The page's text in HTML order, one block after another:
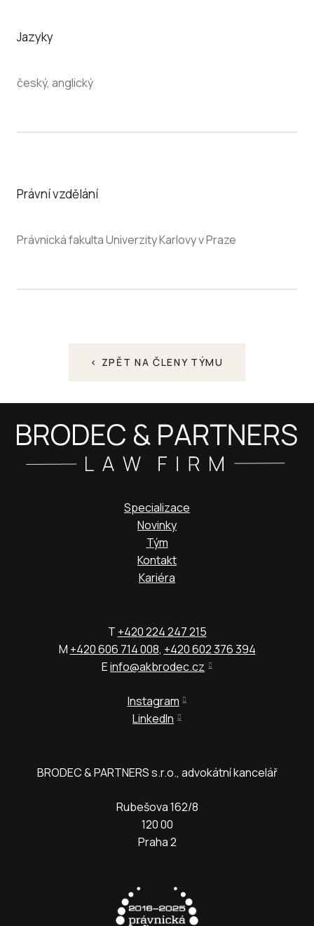
Jazyky
český, anglický
Právní vzdělání
Právnická fakulta Univerzity Karlovy v Praze
< ZPĚT NA ČLENY TÝMU
Specializace
Novinky
Tým
Kontakt
Kariéra
T +420 224 247 215
M +420 606 714 008, +420 602 376 394
Einfo@akbrodec.cz
Instagram
LinkedIn
BRODEC & PARTNERS s.r.o., advokátní kancelář
Rubešova 162/8
120 00
Praha 2